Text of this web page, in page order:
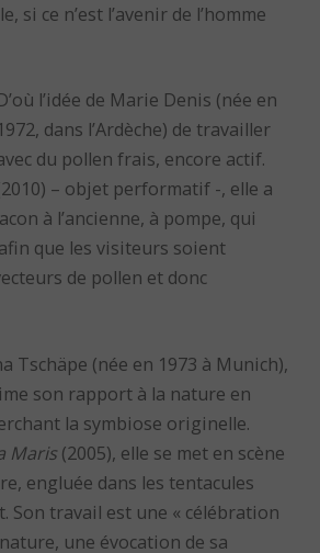
si ce n’est l’avenir de l’homme
l’idée de Marie Denis (née en
dans l’Ardèche) de travailler
du pollen frais, encore actif.
– objet performatif -, elle a
à l’ancienne, à pompe, qui
que les visiteurs soient
de pollen et donc
Tschäpe (née en 1973 à Munich),
son rapport à la nature en
la symbiose originelle.
Maris (2005), elle se met en scène
engluée dans les tentacules
Son travail est une « célébration
une évocation de sa